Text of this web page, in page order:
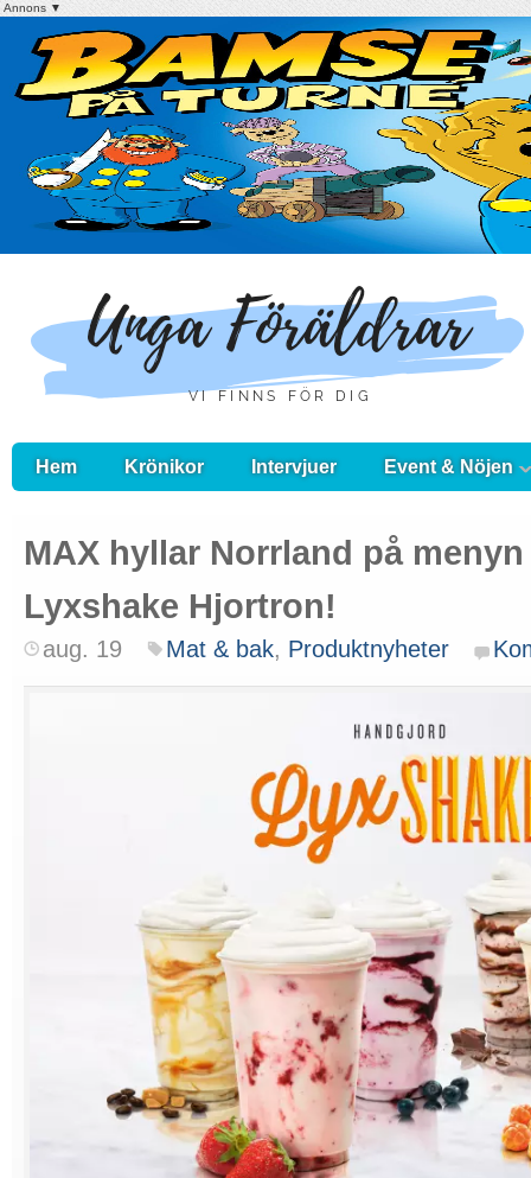
Annons ▼
Hem Krönikor Intervjuer Event & Nöjen
MAX hyllar Norrland på
Lyxshake Hjortron!
aug. 19 Mat & bak, Produktnyheter